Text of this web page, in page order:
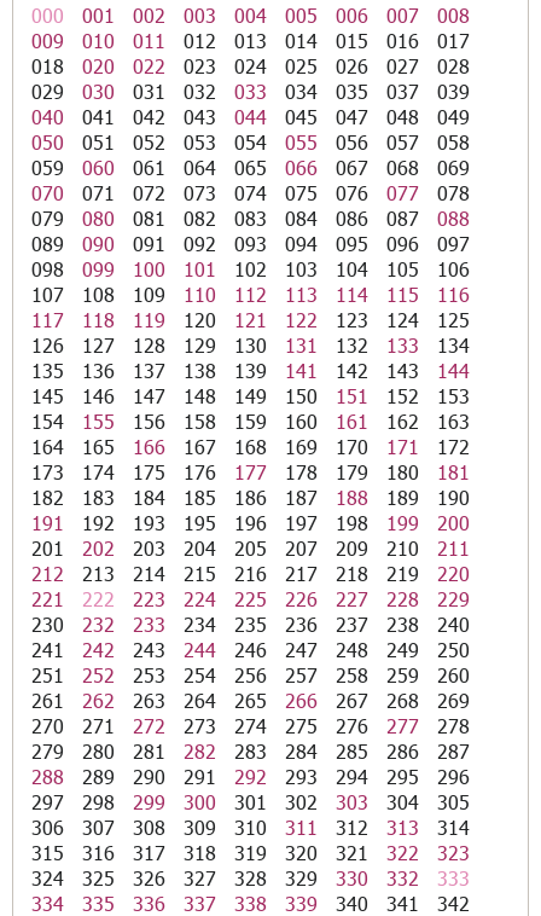
000
001 002 003 004 005 006 007
008
009
010 011 012 013 014 015 016
017
018
020 022 023 024 025 026 027
028
029
030 031 032 033 034 035 037
039
040
041 042 043 044 045 047 048
049
050
051 052 053 054 055 056 057
058
059
060 061 064 065 066 067 068
069
070
071 072 073 074 075 076 077
078
079
080 081 082 083 084 086 087
088
089
090 091 092 093 094 095 096
097
098
099 100 101 102 103 104 105
106
107
108 109 110 112 113 114 115
116
117
118 119 120 121 122 123 124
125
126
127 128 129 130 131 132 133
134
135
136 137 138 139 141 142 143
144
145
146 147 148 149 150 151 152
153
154
155 156 158 159 160 161 162
163
164
165 166 167 168 169 170 171
172
173
174 175 176 177 178 179 180
181
182
183 184 185 186 187 188 189
190
191
192 193 195 196 197 198 199
200
201
202 203 204 205 207 209 210
211
212
213 214 215 216 217 218 219
220
221
222 223 224 225 226 227 228
229
230
232 233 234 235 236 237 238
240
241
242 243 244 246 247 248 249
250
251
252 253 254 256 257 258 259
260
261
262 263 264 265 266 267 268
269
270
271 272 273 274 275 276 277
278
279
280 281 282 283 284 285 286
287
288
289 290 291 292 293 294 295
296
297
298 299 300 301 302 303 304
305
306
307 308 309 310 311 312 313
314
315
316 317 318 319 320 321 322
323
324
325 326 327 328 329 330 332
333
334
335 336 337 338 339 340 341
342